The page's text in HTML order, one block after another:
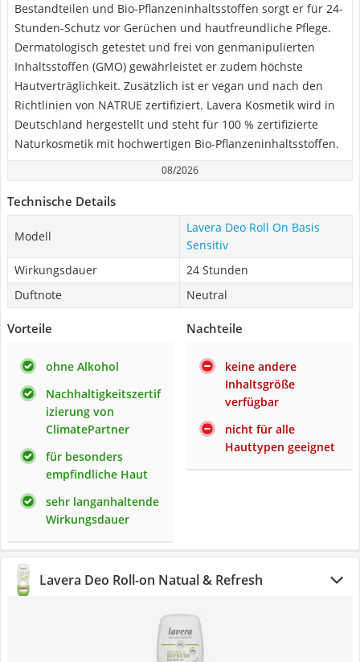
Bestandteilen und Bio-Pflanzeninhaltsstoffen sorgt er für 24-
Stunden-Schutz vor Gerüchen und hautfreundliche Pflege.
Dermatologisch getestet und frei von genmanipulierten
Inhaltsstoffen (GMO) gewährleistet er zudem höchste
Hautverträglichkeit. Zusätzlich ist er vegan und nach den
Richtlinien von NATRUE zertifiziert. Lavera Kosmetik wird in
Deutschland hergestellt und steht für 100 % zertifizierte
Naturkosmetik mit hochwertigen Bio-Pflanzeninhaltsstoffen.
08/2026
Technische Details
Modell
Lavera Deo Roll On Basis
Sensitiv
Wirkungsdauer
24 Stunden
Duftnote
Neutral
Vorteile
ohne Alkohol
Nachhaltigkeitszertif
izierung von
ClimatePartner
für besonders
empfindliche Haut
sehr langanhaltende
Wirkungsdauer
Nachteile
keine andere
Inhaltsgröße
verfügbar
nicht für alle
Hauttypen geeignet
Lavera Deo Roll-on Natual & Refresh